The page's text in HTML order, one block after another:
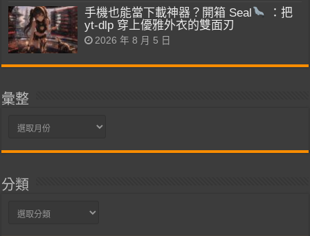
手機也能當下載神器？開箱 Seal
：把
yt-dlp 穿上優雅外衣的雙面刃
2026 年 8 月 5 日
彙整
彙
分類
分